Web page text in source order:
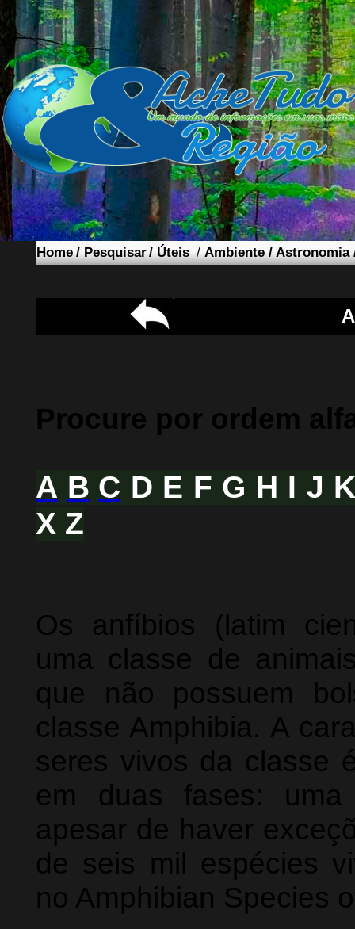
Home/Pesquisar/Úteis/Ambiente /Astronomia
Procure por ordem
A B C D E F G H I J
X Z
Os anfíbios (latim
uma classe de
que não possuem
classe Amphibia. A
seres vivos da classe
em duas fases:
apesar de haver
de seis mil espécies
no Amphibian Species